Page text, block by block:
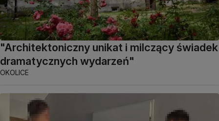
"Architektoniczny unikat i milczący świadek
dramatycznych wydarzeń"
OKOLICE